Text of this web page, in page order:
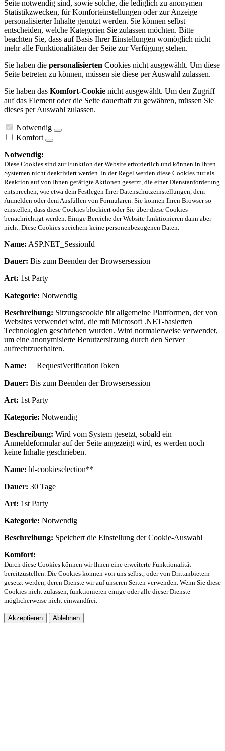
Seite notwendig sind, sowie solche, die lediglich zu anonymen
Statistikzwecken, für Komforteinstellungen oder zur Anzeige
personalisierter Inhalte genutzt werden. Sie können selbst
entscheiden, welche Kategorien Sie zulassen möchten. Bitte
beachten Sie, dass auf Basis Ihrer Einstellungen womöglich nicht
mehr alle Funktionalitäten der Seite zur Verfügung stehen.
Sie haben die personalisierten Cookies nicht ausgewählt. Um diese
Seite betreten zu können, müssen sie diese per Auswahl zulassen.
Sie haben das Komfort-Cookie nicht ausgewählt. Um den Zugriff
auf das Element oder die Seite dauerhaft zu gewähren, müssen Sie
dieses per Auswahl zulassen.
Notwendig
Komfort
Notwendig:
Diese Cookies sind zur Funktion der Website erforderlich und können in Ihren
Systemen nicht deaktiviert werden. In der Regel werden diese Cookies nur als
Reaktion auf von Ihnen getätigte Aktionen gesetzt, die einer Dienstanforderung
entsprechen, wie etwa dem Festlegen Ihrer Datenschutzeinstellungen, dem
Anmelden oder dem Ausfüllen von Formularen. Sie können Ihren Browser so
einstellen, dass diese Cookies blockiert oder Sie über diese Cookies
benachrichtigt werden. Einige Bereiche der Website funktionieren dann aber
nicht. Diese Cookies speichern keine personenbezogenen Daten.
Name: ASP.NET_SessionId
Dauer: Bis zum Beenden der Browsersession
Art: 1st Party
Kategorie: Notwendig
Beschreibung: Sitzungscookie für allgemeine Plattformen, der von
Websites verwendet wird, die mit Microsoft .NET-basierten
Technologien geschrieben wurden. Wird normalerweise verwendet,
um eine anonymisierte Benutzersitzung durch den Server
aufrechtzuerhalten.
Name: __RequestVerificationToken
Dauer: Bis zum Beenden der Browsersession
Art: 1st Party
Kategorie: Notwendig
Beschreibung: Wird vom System gesetzt, sobald ein
Anmeldeformular auf der Seite angezeigt wird, es werden noch
keine Inhalte geschrieben.
Name: ld-cookieselection**
Dauer: 30 Tage
Art: 1st Party
Kategorie: Notwendig
Beschreibung: Speichert die Einstellung der Cookie-Auswahl
Komfort:
Durch diese Cookies können wir Ihnen eine erweiterte Funktionalität
bereitzustellen. Die Cookies können von uns selbst, oder von Drittanbietern
gesetzt werden, deren Dienste wir auf unseren Seiten verwenden. Wenn Sie diese
Cookies nicht zulassen, funktionieren einige oder alle dieser Dienste
möglicherweise nicht einwandfrei.
Akzeptieren Ablehnen